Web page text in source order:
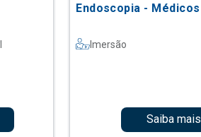
Endoscopia - Médicos
Imersão
Saiba mais